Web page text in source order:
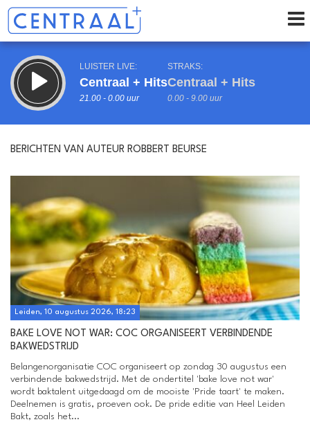
LUISTER LIVE:
Centraal + Hits
21.00 - 0.00 uur
STRAKS:
Centraal + Hits
0.00 - 9.00 uur
Vorig uur Volgend uur
Inklappen
BERICHTEN VAN AUTEUR ROBBERT BEURSE
Leiden, 10 augustus 2026, 18:23
BAKE LOVE NOT WAR: COC ORGANISEERT VERBINDENDE
BAKWEDSTRIJD
Belangenorganisatie COC organiseert op zondag 30 augustus een
verbindende bakwedstrijd. Met de ondertitel 'bake love not war'
wordt baktalent uitgedaagd om de mooiste 'Pride taart' te maken.
Deelnemen is gratis, proeven ook. De pride editie van Heel Leiden
Bakt, zoals het...